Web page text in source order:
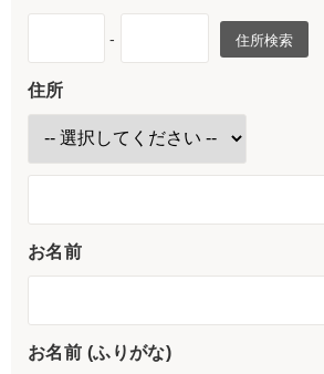
- 住所検索
住所
お名前
お名前 (ふりがな)